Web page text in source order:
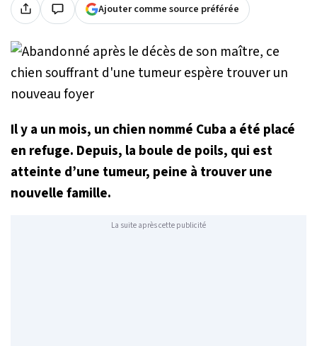
Ajouter comme source préférée
Il y a un mois, un chien nommé Cuba a été placé
en refuge. Depuis, la boule de poils, qui est
atteinte d’une tumeur, peine à trouver une
nouvelle famille.
La suite après cette publicité